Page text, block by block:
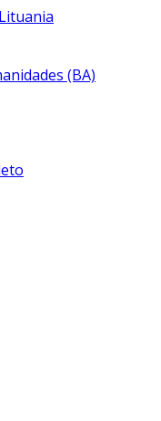
(BA)